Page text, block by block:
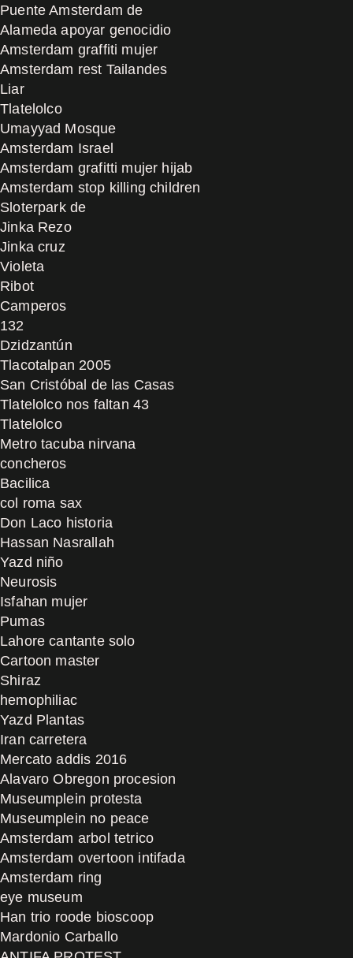
Puente Amsterdam de
Alameda apoyar genocidio
Amsterdam graffiti mujer
Amsterdam rest Tailandes
Liar
Tlatelolco
Umayyad Mosque
Amsterdam Israel
Amsterdam grafitti mujer hijab
Amsterdam stop killing children
Sloterpark de
Jinka Rezo
Jinka cruz
Violeta
Ribot
Camperos
132
Dzidzantún
Tlacotalpan 2005
San Cristóbal de las Casas
Tlatelolco nos faltan 43
Tlatelolco
Metro tacuba nirvana
concheros
Bacilica
col roma sax
Don Laco historia
Hassan Nasrallah
Yazd niño
Neurosis
Isfahan mujer
Pumas
Lahore cantante solo
Cartoon master
Shiraz
hemophiliac
Yazd Plantas
Iran carretera
Mercato addis 2016
Alavaro Obregon procesion
Museumplein protesta
Museumplein no peace
Amsterdam arbol tetrico
Amsterdam overtoon intifada
Amsterdam ring
eye museum
Han trio roode bioscoop
Mardonio Carballo